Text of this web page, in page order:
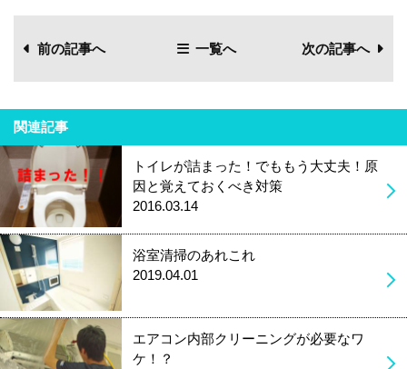
前の記事へ 一覧へ 次の記事へ
関連記事
トイレが詰まった！でももう大丈夫！原
因と覚えておくべき対策
2016.03.14
浴室清掃のあれこれ
2019.04.01
エアコン内部クリーニングが必要なワ
ケ！？